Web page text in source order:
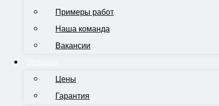
Примеры работ
Наша команда
Вакансии
Цены
Гарантия